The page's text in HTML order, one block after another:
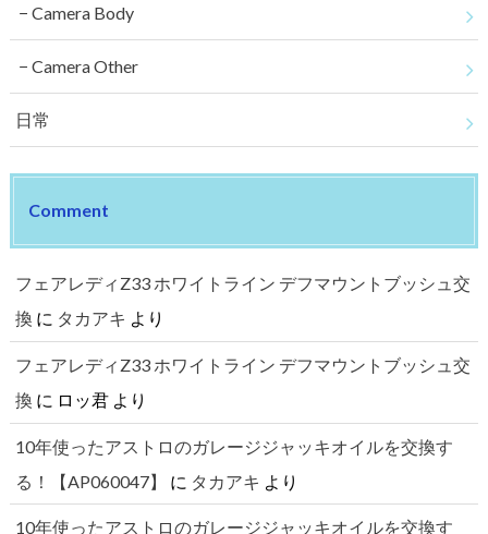
Camera Body
Camera Other
日常
Comment
フェアレディZ33 ホワイトライン デフマウントブッシュ交
換 に タカアキ より
フェアレディZ33 ホワイトライン デフマウントブッシュ交
換 に ロッ君より
10年使ったアストロのガレージジャッキオイルを交換す
る！【AP060047】
に タカアキ より
10年使ったアストロのガレージジャッキオイルを交換す